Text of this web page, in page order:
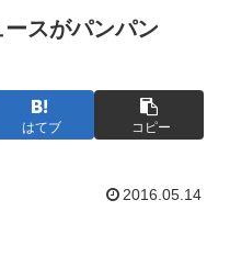
スがパンパン
はてブ コピー
2016.05.14